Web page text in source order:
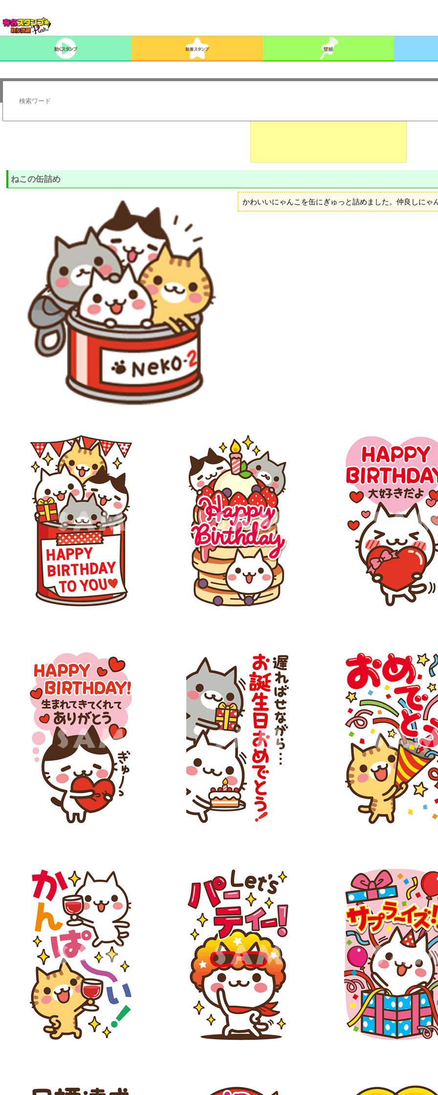
ねこの缶詰め
かわいいにゃんこを缶にぎゅっと詰めました。仲良しにゃ